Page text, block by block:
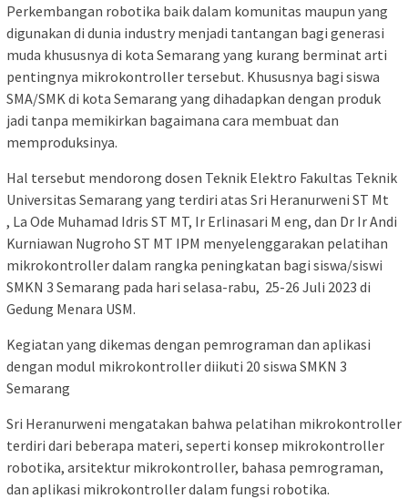
Perkembangan robotika baik dalam komunitas maupun yang
digunakan di dunia industry menjadi tantangan bagi generasi
muda khususnya di kota Semarang yang kurang berminat arti
pentingnya mikrokontroller tersebut. Khususnya bagi siswa
SMA/SMK di kota Semarang yang dihadapkan dengan produk
jadi tanpa memikirkan bagaimana cara membuat dan
memproduksinya.
Hal tersebut mendorong dosen Teknik Elektro Fakultas Teknik
Universitas Semarang yang terdiri atas Sri Heranurweni ST Mt
, La Ode Muhamad Idris ST MT, Ir Erlinasari M eng, dan Dr Ir Andi
Kurniawan Nugroho ST MT IPM menyelenggarakan pelatihan
mikrokontroller dalam rangka peningkatan bagi siswa/siswi
SMKN 3 Semarang pada hari selasa-rabu, 25-26 Juli 2023 di
Gedung Menara USM.
Kegiatan yang dikemas dengan pemrograman dan aplikasi
dengan modul mikrokontroller diikuti 20 siswa SMKN 3
Semarang
Sri Heranurweni mengatakan bahwa pelatihan mikrokontroller
terdiri dari beberapa materi, seperti konsep mikrokontroller
robotika, arsitektur mikrokontroller, bahasa pemrograman,
dan aplikasi mikrokontroller dalam fungsi robotika.